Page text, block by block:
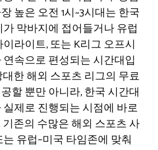
높은 오전 1시~3시대는 한국
막바지에 접어들거나 유럽
라이트, 또는 K리그 오프시
속으로 편성되는 시간대입
한 해외 스포츠 리그의 무료
할 뿐만 아니라, 한국 시간대
제로 진행되는 시점에 바로
존의 수많은 해외 스포츠 사
유럽–미국 타임존에 맞춰